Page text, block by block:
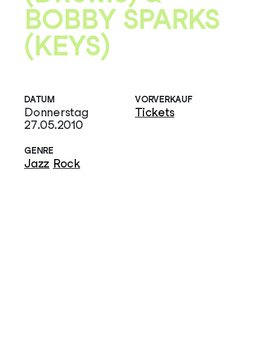
BOBBY SPARKS
(KEYS)
DATUM
Donnerstag
27.05.2010
GENRE
Jazz Rock
VORVERKAUF
Tickets